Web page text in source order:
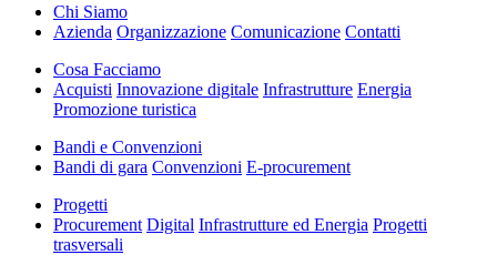
Chi Siamo
Azienda Organizzazione Comunicazione Contatti
Cosa Facciamo
Acquisti Innovazione digitale Infrastrutture Energia
Promozione turistica
Bandi e Convenzioni
Bandi di gara Convenzioni E-procurement
Progetti
Procurement Digital Infrastrutture ed Energia Progetti
trasversali